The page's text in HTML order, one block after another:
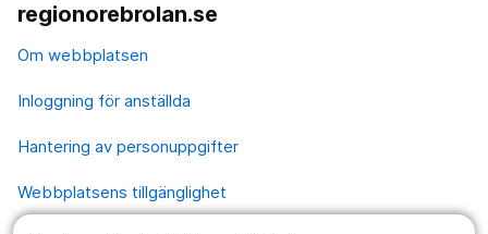
regionorebrolan.se
Om webbplatsen
Inloggning för anställda
Hantering av personuppgifter
Webbplatsens tillgänglighet